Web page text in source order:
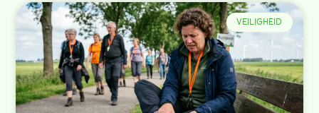
VEILIGHEID